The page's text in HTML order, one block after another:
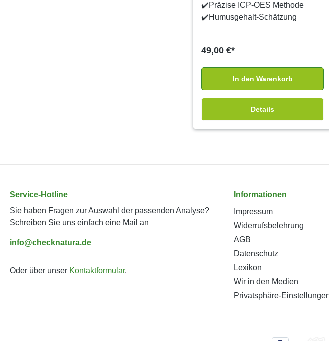
✔️Präzise ICP-OES Methode
✔️Humusgehalt-Schätzung
49,00 €*
In den Warenkorb
Details
Service-Hotline
Sie haben Fragen zur Auswahl der passenden Analyse?
Schreiben Sie uns einfach eine Mail an
info@checknatura.de
Oder über unser Kontaktformular.
Informationen
Impressum
Widerrufsbelehrung
AGB
Datenschutz
Lexikon
Wir in den Medien
Privatsphäre-